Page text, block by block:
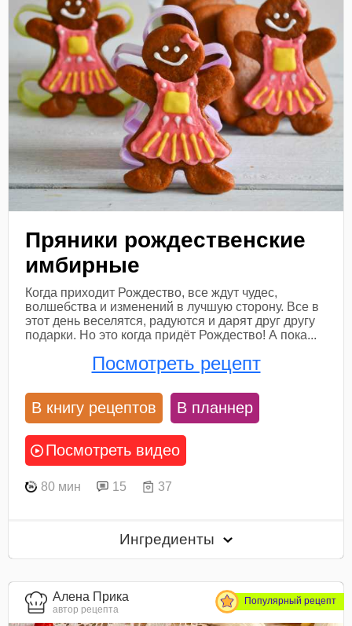
Пряники рождественские
имбирные
Когда приходит Рождество, все ждут чудес,
волшебства и изменений в лучшую сторону. Все в
этот день веселятся, радуются и дарят друг другу
подарки. Но это когда придёт Рождество! А пока...
Посмотреть рецепт
В книгу рецептов В планнер
Посмотреть видео
80 мин 15 37
Ингредиенты
Алена Прика
автор рецепта
Популярный рецепт